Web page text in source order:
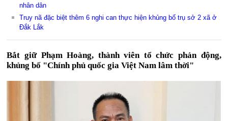
nhân dân
Truy nã đặc biệt thêm 6 nghi can thực hiện khủng bố trụ sở 2 xã ở
Đắk Lắk
Bắt giữ Phạm Hoàng, thành viên tổ chức phản động,
khủng bố "Chính phủ quốc gia Việt Nam lâm thời"